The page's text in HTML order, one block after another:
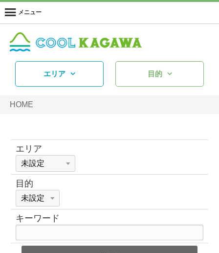
メニュー
エリア 目的
HOME
エリア
目的
キーワード